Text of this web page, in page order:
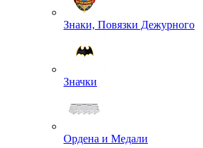
Знаки, Повязки Дежурного
Значки
Ордена и Медали